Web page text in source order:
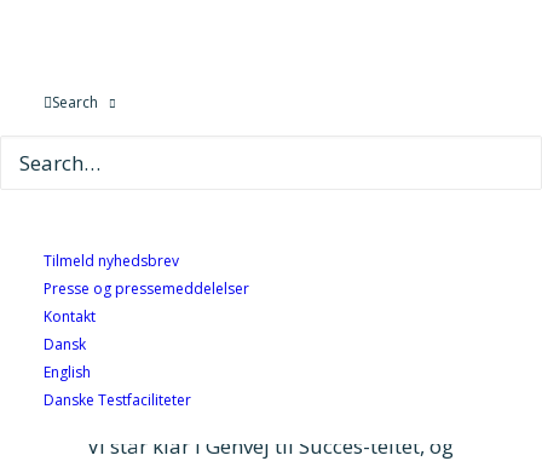
Search
Tilmeld nyhedsbrev
Presse og pressemeddelelser
Kontakt
Dansk
English
Danske Testfaciliteter
repræsenteret på Folkemødet.
Vi står klar i Genvej til Succes-teltet, og